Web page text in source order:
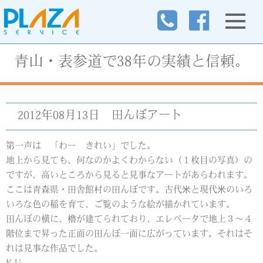
青山・表参道で38年の実績と信頼。
2012年08月13日 田んぼアート
第一声は 「わー きれい」でした。
地上から見ても、何なのかよくわからない（１枚目の写真）の
ですが、高いところから見ると見事なアートがあらわれます。
ここは青森県・田舎館村の田んぼです。古代米と現代米のいろ
いろな色の稲を育て、ご覧のような絵が描かれています。
田んぼの横に、櫓が建てられており、エレベータで地上３～４
階位まで昇った正面の田んぼ一面に広がっています。それはそ
れは見事な作品でした。